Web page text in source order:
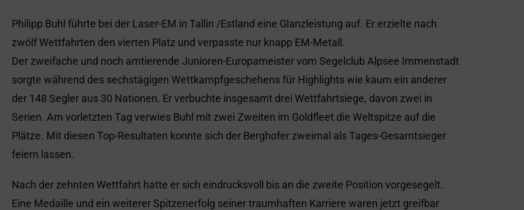
Philipp Buhl führte bei der Laser-EM in Tallin /Estland eine Glanzleistung auf. Er erzielte nach
zwölf Wettfahrten den vierten Platz und verpasste nur knapp EM-Metall.
Der zweifache und noch amtierende Junioren-Europameister vom Segelclub Alpsee Immenstadt
sorgte während des sechstägigen Wettkampfgeschehens für Highlights wie kaum ein anderer
der 148 Segler aus 30 Nationen. Er verbuchte insgesamt drei Wettfahrtsiege, davon zwei in
Serien. Am vorletzten Tag verwies Buhl mit zwei Zweiten im Goldfleet die Weltspitze auf die
Plätze. Mit diesen Top-Resultaten konnte sich der Berghofer zweimal als Tages-Gesamtsieger
feiern lassen.
Nach der zehnten Wettfahrt hatte er sich eindrucksvoll bis an die zweite Position vorgesegelt.
Eine Medaille und ein weiterer Spitzenerfolg seiner traumhaften Karriere waren jetzt greifbar